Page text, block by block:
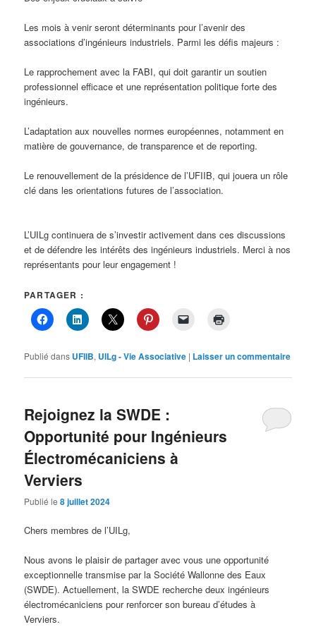
Les mois à venir seront déterminants pour l’avenir des
associations d’ingénieurs industriels. Parmi les défis majeurs :
Le rapprochement avec la FABI, qui doit garantir un soutien
professionnel efficace et une représentation politique forte des
ingénieurs.
L’adaptation aux nouvelles normes européennes, notamment en
matière de gouvernance, de transparence et de reporting.
Le renouvellement de la présidence de l’UFIIB, qui jouera un rôle
clé dans les orientations futures de l’association.
L’UILg continuera de s’investir activement dans ces discussions
et de défendre les intérêts des ingénieurs industriels. Merci à nos
représentants pour leur engagement !
PARTAGER :
Publié dans UFIIB, UILg - Vie Associative | Laisser un commentaire
Rejoignez la SWDE :
Opportunité pour Ingénieurs
Électromécaniciens à
Verviers
Publié le8 juillet 2024
Chers membres de l’UILg,
Nous avons le plaisir de partager avec vous une opportunité
exceptionnelle transmise par la Société Wallonne des Eaux
(SWDE). Actuellement, la SWDE recherche deux ingénieurs
électromécaniciens pour renforcer son bureau d’études à
Verviers.